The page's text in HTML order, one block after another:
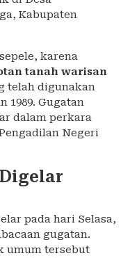
Kabupaten
karena
tanah warisan
telah digunakan
1989. Gugatan
dalam perkara
Negeri
pada hari Selasa,
gugatan.
umum tersebut